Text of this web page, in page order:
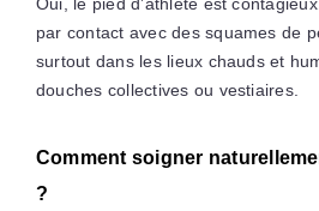
Oui, le pied d’athlète est
par contact avec des squames de
surtout dans les lieux chauds et
douches collectives ou vestiaires.
Comment soigner
?